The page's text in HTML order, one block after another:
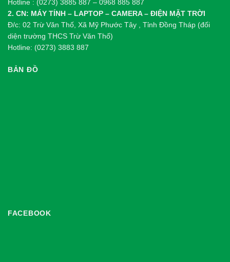
Hotline : (0273) 3885 887 – 0968 885 887
2. CN: MÁY TÍNH – LAPTOP – CAMERA – ĐIỆN MẶT TRỜI
Đ/c: 02 Trừ Văn Thố, Xã Mỹ Phước Tây , Tỉnh Đồng Tháp (đối
diện trường THCS Trừ Văn Thố)
Hotline: (0273) 3883 887
BẢN ĐỒ
FACEBOOK